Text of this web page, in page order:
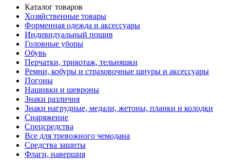
Каталог товаров
Хозяйственные товары
Форменная одежда и аксессуары
Индивидуальный пошив
Головные уборы
Обувь
Перчатки, трикотаж, тельняшки
Ремни, кобуры и страховочные шнуры и аксессуары
Погоны
Нашивки и шевроны
Знаки различия
Знаки нагрудные, медали, жетоны, планки и колодки
Снаряжение
Спецсредства
Все для тревожного чемодана
Средства защиты
Флаги, навершия